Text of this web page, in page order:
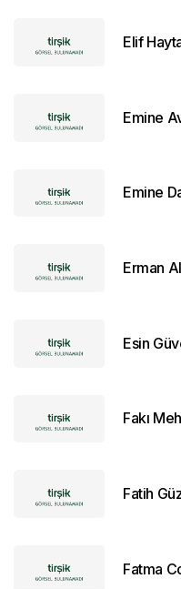
Elif
Emine
Emine
Erman
Esin
Fakı
Fatih
Fatma